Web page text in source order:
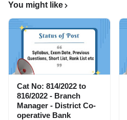
You might like
Cat No: 814/2022 to
816/2022 - Branch
Manager - District Co-
operative Bank